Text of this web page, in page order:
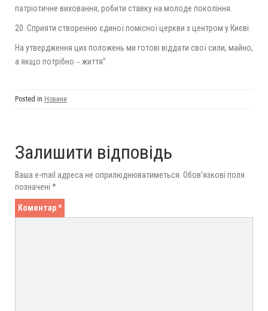
патріотичне виховання, робити ставку на молоде покоління.
20. Сприяти створенню єдиної помісної церкви з центром у Києві.
На утвердження цих положень ми готові віддати свої сили, майно,
а якщо потрібно ‒ життя”.
Posted in Новини
Залишити відповідь
Ваша e-mail адреса не оприлюднюватиметься. Обов’язкові поля
позначені *
Коментар*